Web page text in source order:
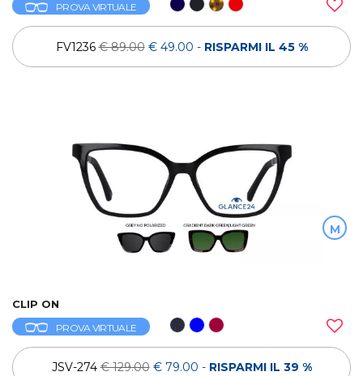
PROVA VIRTUALE
FV1236€ 89.00 € 49.00 - RISPARMI IL 45 %
M
CLIP ON
PROVA VIRTUALE
JSV-274€ 129.00 € 79.00 - RISPARMI IL 39 %